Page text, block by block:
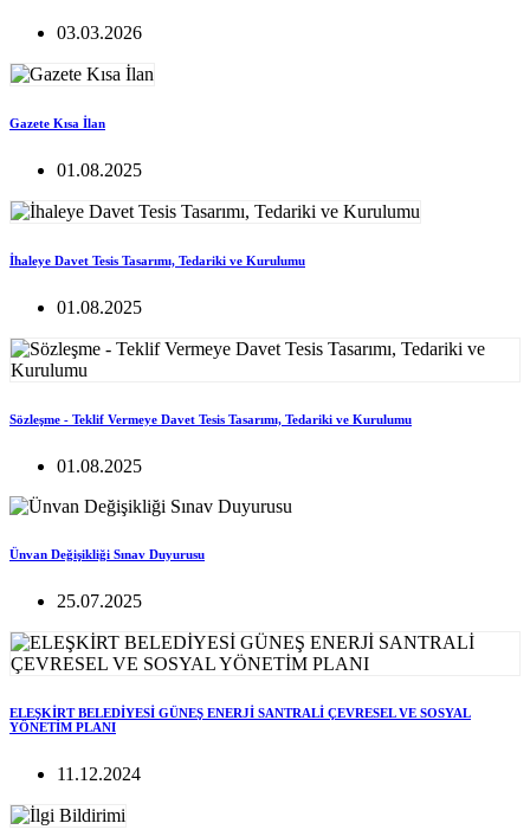
03.03.2026
Gazete Kısa İlan
01.08.2025
İhaleye Davet Tesis Tasarımı, Tedariki ve Kurulumu
01.08.2025
Sözleşme - Teklif Vermeye Davet Tesis Tasarımı, Tedariki ve Kurulumu
01.08.2025
Ünvan Değişikliği Sınav Duyurusu
25.07.2025
ELEŞKİRT BELEDİYESİ GÜNEŞ ENERJİ SANTRALİ ÇEVRESEL VE SOSYAL
YÖNETİM PLANI
11.12.2024